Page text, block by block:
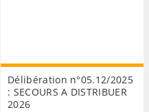
Délibération n°05.12/2025
: SECOURS A DISTRIBUER
2026